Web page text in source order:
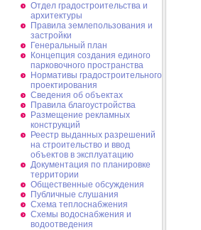
Отдел градостроительства и
архитектуры
Правила землепользования и
застройки
Генеральный план
Концепция создания единого
парковочного пространства
Нормативы градостроительного
проектирования
Сведения об объектах
Правила благоустройства
Размещение рекламных
конструкций
Реестр выданных разрешений
на строительство и ввод
объектов в эксплуатацию
Документация по планировке
территории
Общественные обсуждения
Публичные слушания
Схема теплоснабжения
Схемы водоснабжения и
водоотведения